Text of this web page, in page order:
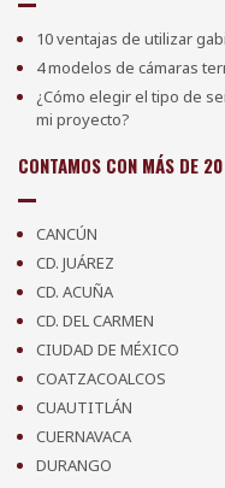
10 ventajas de utilizar
4 modelos de cámaras
¿Cómo elegir el tipo de
mi proyecto?
CONTAMOS CON MÁS DE
CANCÚN
CD. JUÁREZ
CD. ACUÑA
CD. DEL CARMEN
CIUDAD DE MÉXICO
COATZACOALCOS
CUAUTITLÁN
CUERNAVACA
DURANGO